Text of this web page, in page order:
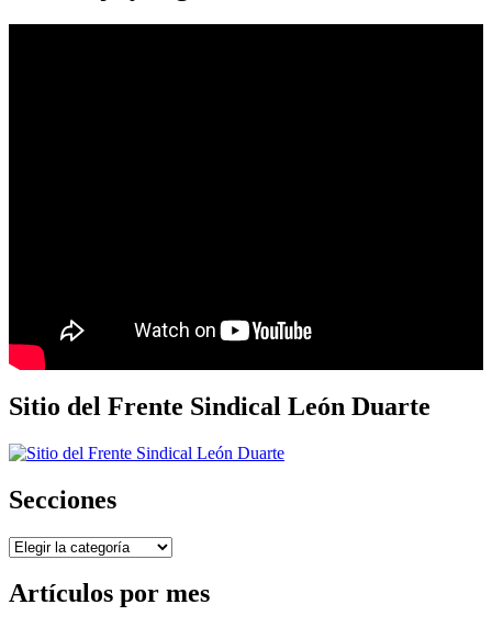
Sitio del Frente Sindical León Duarte
Secciones
Secciones
Artículos por mes